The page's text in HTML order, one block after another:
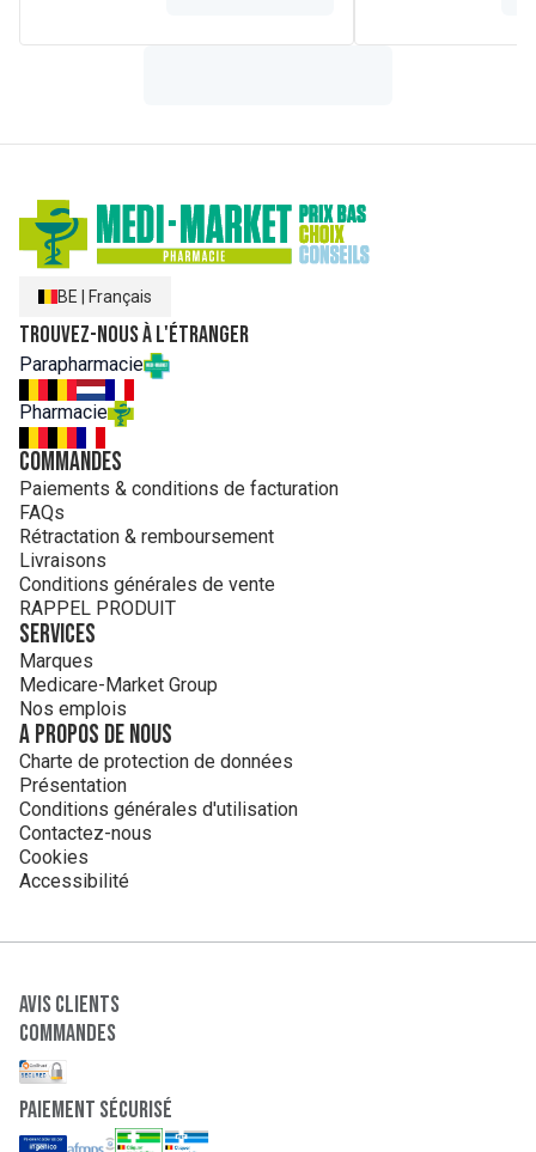
BE Français
Trouvez-nous à l'étranger
Parapharmacie
Pharmacie
Commandes
Paiements & conditions de facturation
FAQs
Rétractation & remboursement
Livraisons
Conditions générales de vente
RAPPEL PRODUIT
Services
Marques
Medicare-Market Group
Nos emplois
A propos de nous
Charte de protection de données
Présentation
Conditions générales d'utilisation
Contactez-nous
Cookies
Accessibilité
Avis clients
Commandes
paiement sécurisé